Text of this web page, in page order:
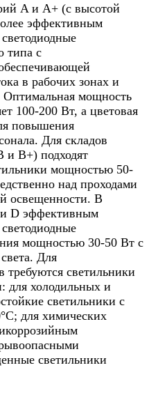
A и A+ (с высотой
эффективным
типа с
в рабочих зонах и
Оптимальная мощность
100-200 Вт, а цветовая
повышения
Для складов
и B+) подходят
мощностью 50-
над проходами
освещенности. В
и D эффективным
мощностью 30-50 Вт с
Для
требуются светильники
для холодильных и
светильники с
для химических
светильники